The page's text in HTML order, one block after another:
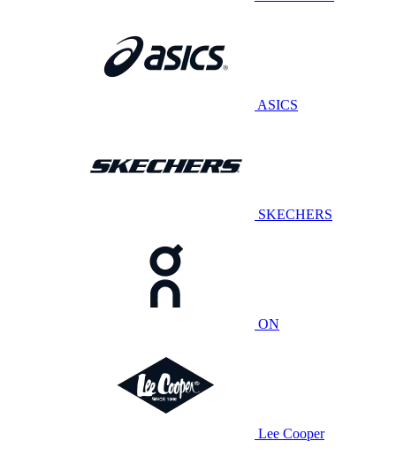
ASICS
SKECHERS
ON
Lee Cooper